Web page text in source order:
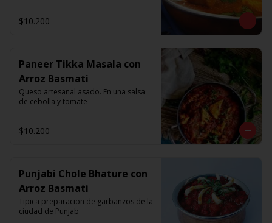
$10.200
Paneer Tikka Masala con
Arroz Basmati
Queso artesanal asado. En una salsa
de cebolla y tomate
$10.200
Punjabi Chole Bhature con
Arroz Basmati
Tipica preparacion de garbanzos de la
ciudad de Punjab